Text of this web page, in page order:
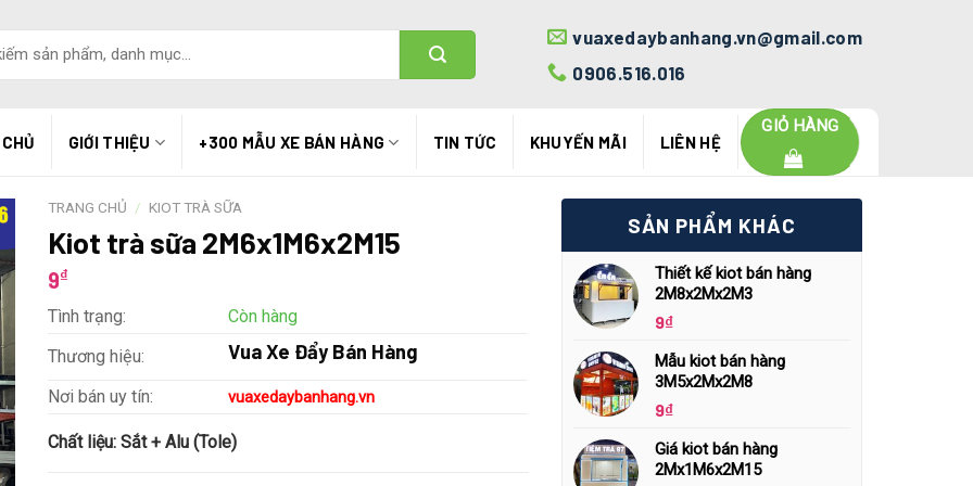
vuaxedaybanhang.vn@gmail.com
0906.516.016
GIỚI THIỆU +300 MẪU XE BÁN HÀNG TIN TỨC KHUYẾN MÃI LIÊN HỆ
GIỎ HÀNG
TRANG CHỦ / KIOT TRÀ SỮA
Kiot trà sữa 2M6x1M6x2M15
9₫
Tình trạng:
Còn hàng
Thương hiệu:
Vua Xe Đẩy Bán Hàng
Nơi bán uy tín: vuaxedaybanhang.vn
Chất liệu: Sắt + Alu (Tole)
SẢN PHẨM KHÁC
Thiết kế kiot bán hàng
2M8x2Mx2M3
9₫
Mẫu kiot bán hàng
3M5x2Mx2M8
9₫
Giá kiot bán hàng
2Mx1M6x2M15